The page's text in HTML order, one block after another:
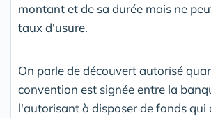
montant et de sa durée mais ne
taux d'usure.
On parle de découvert autorisé
convention est signée entre la
l'autorisant à disposer de fonds qui